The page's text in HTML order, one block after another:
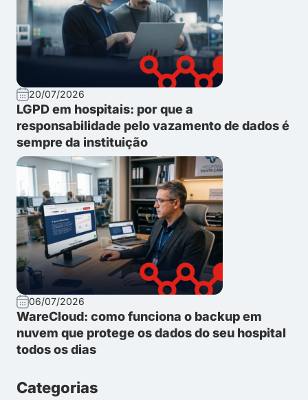
20/07/2026
LGPD em hospitais: por que a
responsabilidade pelo vazamento de dados é
sempre da instituição
06/07/2026
WareCloud: como funciona o backup em
nuvem que protege os dados do seu hospital
todos os dias
Categorias